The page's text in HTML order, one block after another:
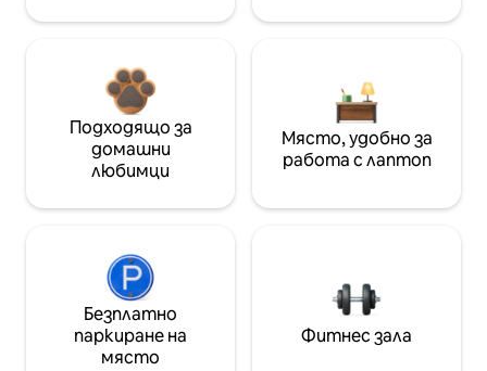
Подходящо за
домашни
любимци
Място, удобно за
работа с лаптоп
Безплатно
паркиране на
място
Фитнес зала